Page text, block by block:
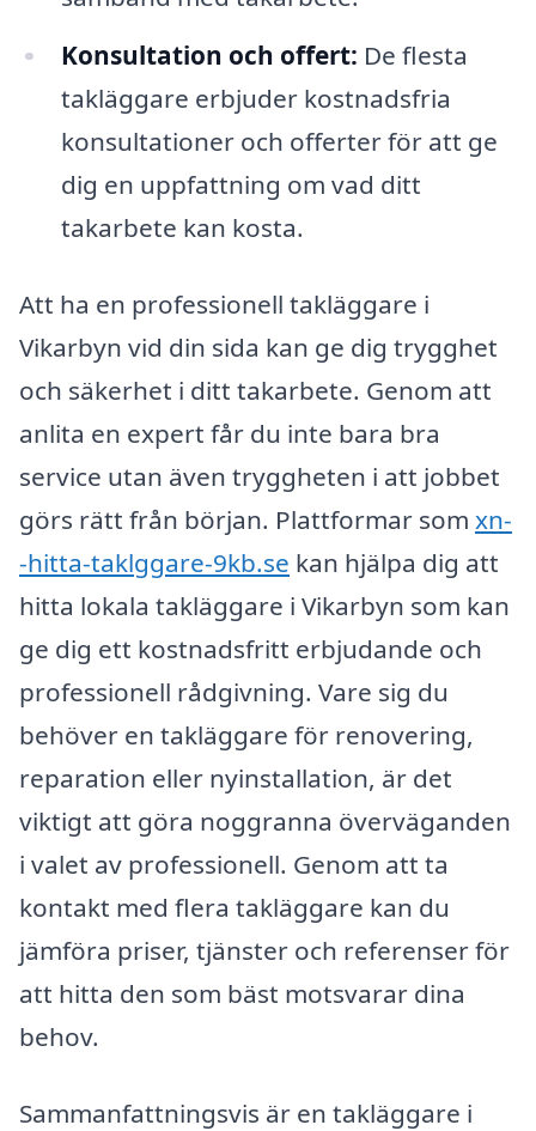
Konsultation och offert: De flesta
takläggare erbjuder kostnadsfria
konsultationer och offerter för att ge
dig en uppfattning om vad ditt
takarbete kan kosta.
Att ha en professionell takläggare i
Vikarbyn vid din sida kan ge dig trygghet
och säkerhet i ditt takarbete. Genom att
anlita en expert får du inte bara bra
service utan även tryggheten i att jobbet
görs rätt från början. Plattformar som xn-
-hitta-taklggare-9kb.se kan hjälpa dig att
hitta lokala takläggare i Vikarbyn som kan
ge dig ett kostnadsfritt erbjudande och
professionell rådgivning. Vare sig du
behöver en takläggare för renovering,
reparation eller nyinstallation, är det
viktigt att göra noggranna överväganden
i valet av professionell. Genom att ta
kontakt med flera takläggare kan du
jämföra priser, tjänster och referenser för
att hitta den som bäst motsvarar dina
behov.
Sammanfattningsvis är en takläggare i